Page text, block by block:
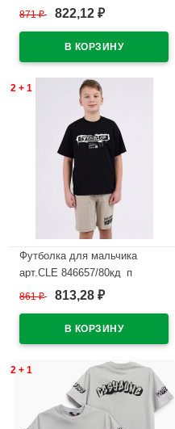
размер 34/134-42/158 цвет
871₽ 822,12 ₽
2 + 1
Футболка для мальчика
арт.CLE 846657/80кд_п
размер 34/134-42/158 цвет
861₽ 813,28 ₽
2 + 1